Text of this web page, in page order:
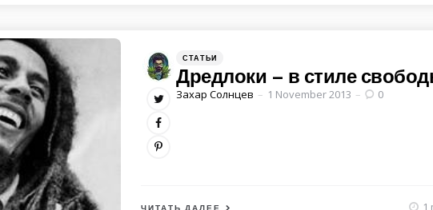
Категории
Posted
СТАТЬИ
Дредлоки – в стиле
Posted
Захар Солнцев 1 November 2013 0
ЧИТАТЬ ДАЛЕЕ 1